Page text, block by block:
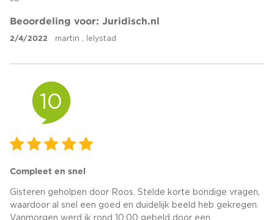
Beoordeling voor: Juridisch.nl
2/4/2022 martin , lelystad
10
Compleet en snel
Gisteren geholpen door Roos. Stelde korte bondige vragen,
waardoor al snel een goed en duidelijk beeld heb gekregen.